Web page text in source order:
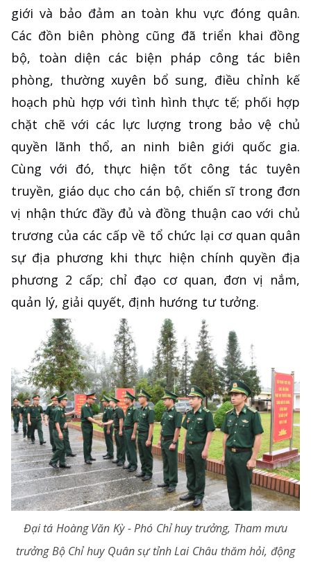
giới và bảo đảm an toàn khu vực đóng quân.
Các đồn biên phòng cũng đã triển khai đồng
bộ, toàn diện các biện pháp công tác biên
phòng, thường xuyên bổ sung, điều chỉnh kế
hoạch phù hợp với tình hình thực tế; phối hợp
chặt chẽ với các lực lượng trong bảo vệ chủ
quyền lãnh thổ, an ninh biên giới quốc gia.
Cùng với đó, thực hiện tốt công tác tuyên
truyền, giáo dục cho cán bộ, chiến sĩ trong đơn
vị nhận thức đầy đủ và đồng thuận cao với chủ
trương của các cấp về tổ chức lại cơ quan quân
sự địa phương khi thực hiện chính quyền địa
phương 2 cấp; chỉ đạo cơ quan, đơn vị nắm,
quản lý, giải quyết, định hướng tư tưởng.
Đại tá Hoàng Văn Kỳ - Phó Chỉ huy trưởng, Tham mưu
trưởng Bộ Chỉ huy Quân sự tỉnh Lai Châu thăm hỏi, động